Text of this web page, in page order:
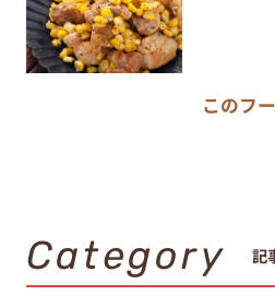
このフ
Category 記